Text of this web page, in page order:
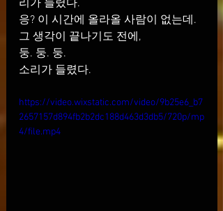
리가 들렸다.
응? 이 시간에 올라올 사람이 없는데.
그 생각이 끝나기도 전에,
둥. 둥. 둥.
소리가 들렸다.
https://video.wixstatic.com/video/9b25e6_b7
2657157d894fb2b2dc188d463d3db5/720p/mp
4/file.mp4